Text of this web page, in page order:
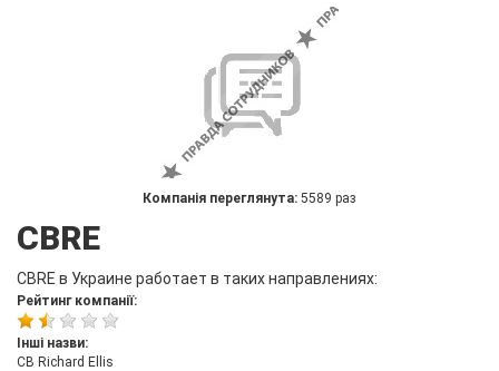
Компанія переглянута: 5589 раз
CBRE
CBRE в Украине работает в таких направлениях:
Рейтинг компанії:
Інші назви:
CB Richard Ellis